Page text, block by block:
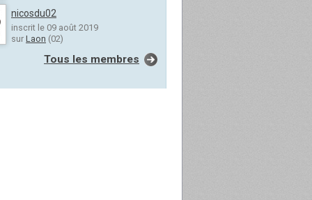
nicosdu02
inscrit le 09 août 2019
sur Laon (02)
Tous les membres